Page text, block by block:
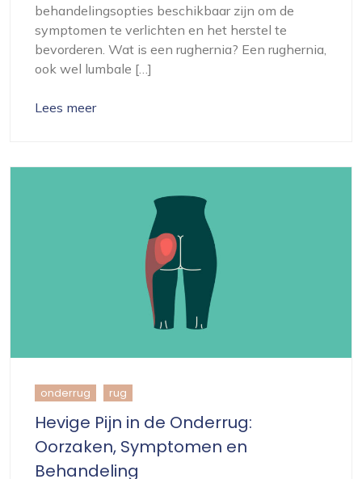
behandelingsopties beschikbaar zijn om de
symptomen te verlichten en het herstel te
bevorderen. Wat is een rughernia? Een rughernia,
ook wel lumbale […]
Lees meer
onderrug rug
Hevige Pijn in de Onderrug:
Oorzaken, Symptomen en
Behandeling